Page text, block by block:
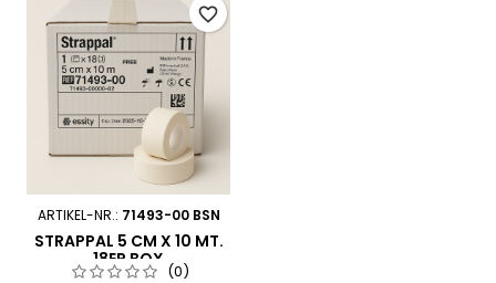
ARTIKEL-NR.: 71493-00 BSN
STRAPPAL 5 CM X 10 MT.
18ER BOX
(0)
favorite_border